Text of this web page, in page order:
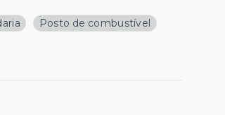
Posto de combustível